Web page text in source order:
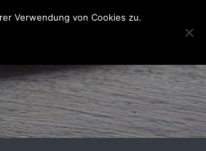
Verwendung von Cookies zu.